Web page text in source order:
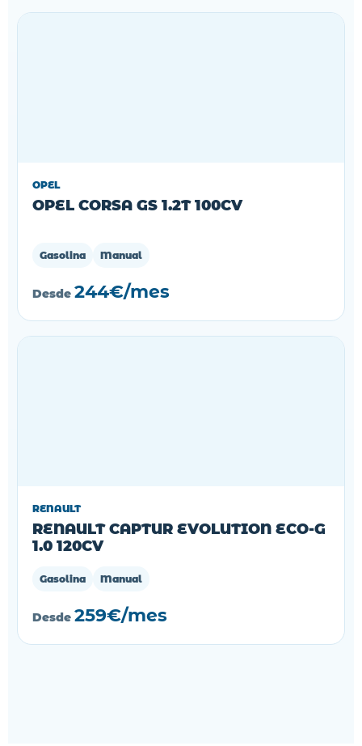
OPEL
OPEL CORSA GS 1.2T 100CV
Gasolina Manual
Desde 244€/mes
RENAULT
RENAULT CAPTUR EVOLUTION ECO-G
1.0 120CV
Gasolina Manual
Desde 259€/mes